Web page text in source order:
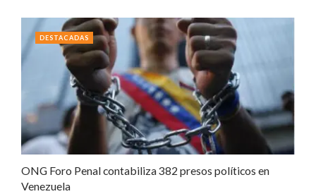
ONG Foro Penal contabiliza 382 presos políticos en
Venezuela
DESTACADAS